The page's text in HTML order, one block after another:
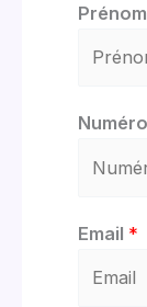
Email *